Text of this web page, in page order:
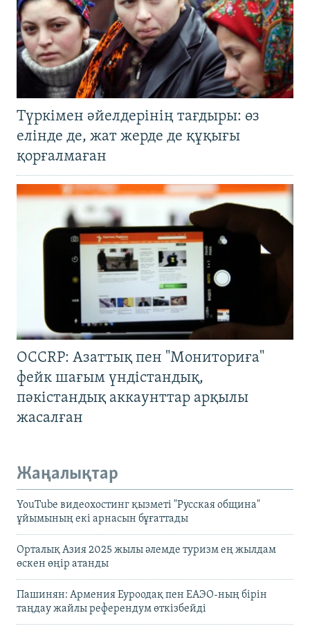
Түркімен әйелдерінің тағдыры: өз
елінде де, жат жерде де құқығы
қорғалмаған
OCCRP: Азаттық пен "Мониториға"
фейк шағым үндістандық,
пәкістандық аккаунттар арқылы
жасалған
Жаңалықтар
YouTube видеохостинг қызметі "Русская община"
ұйымының екі арнасын бұғаттады
Орталық Азия 2025 жылы әлемде туризм ең жылдам
өскен өңір атанды
Пашинян: Армения Еуроодақ пен ЕАЭО-ның бірін
таңдау жайлы референдум өткізбейді